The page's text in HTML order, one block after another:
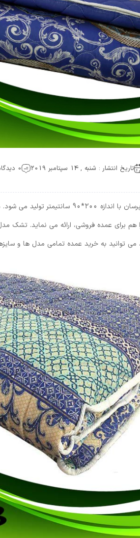
تاریخ انتشار : شنبه , 14 سپتامبر 2019 0 دیدگاه
می شود. مرکز فروش اینترنتی
توانید به خرید عمده تمامی مدل ها و